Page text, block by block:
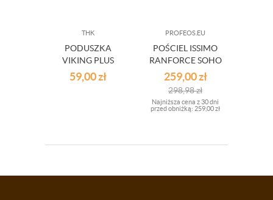
THK
PODUSZKA
VIKING PLUS
ECRU WYM.
70X80 CM
59,00zł
PROFEOS.EU
POŚCIEL ISSIMO
RANFORCE SOHO
220X200
259,00zł
298,98zł
Najniższa cena z 30 dni
przed obniżką: 259,00 zł